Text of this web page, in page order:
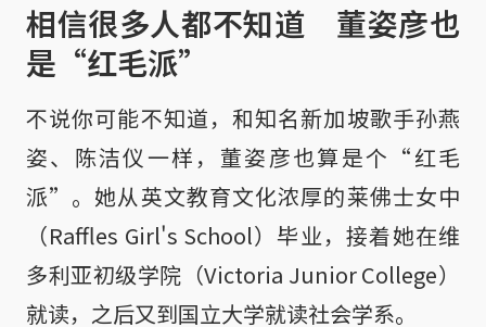
相信很多人都不知道 董姿彦也
是“红毛派”
不说你可能不知道，和知名新加坡歌手孙燕
姿、陈洁仪一样，董姿彦也算是个“红毛
派”。她从英文教育文化浓厚的莱佛士女中
（Raffles Girl's School）毕业，接着她在维
多利亚初级学院（Victoria Junior College）
就读，之后又到国立大学就读社会学系。